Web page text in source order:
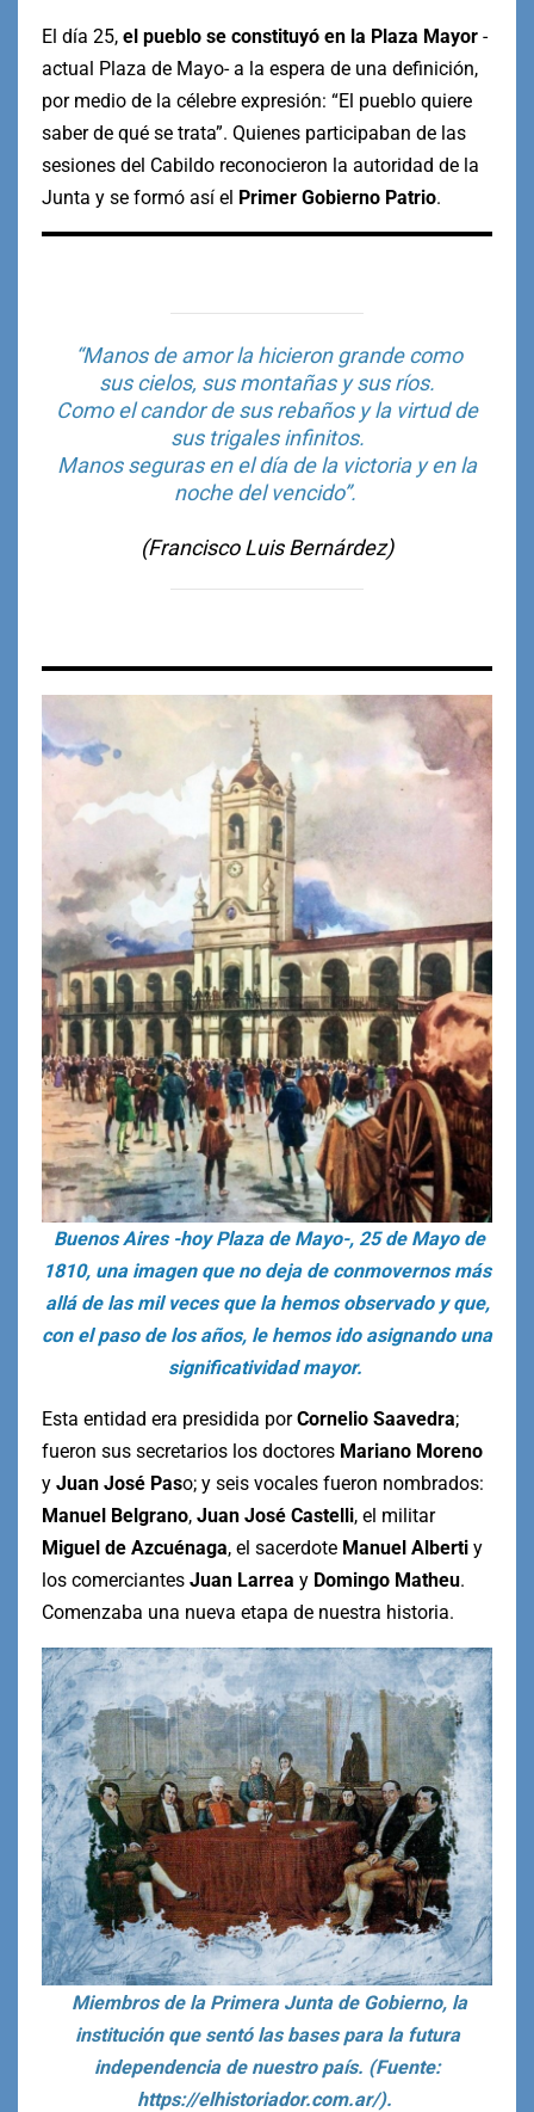
El día 25, el pueblo se constituyó en la Plaza Mayor -
actual Plaza de Mayo- a la espera de una definición,
por medio de la célebre expresión: “El pueblo quiere
saber de qué se trata”. Quienes participaban de las
sesiones del Cabildo reconocieron la autoridad de la
Junta y se formó así el Primer Gobierno Patrio.
“Manos de amor la hicieron grande como
sus cielos, sus montañas y sus ríos.
Como el candor de sus rebaños y la virtud de
sus trigales infinitos.
Manos seguras en el día de la victoria y en la
noche del vencido”.
(Francisco Luis Bernárdez)
Buenos Aires -hoy Plaza de Mayo-, 25 de Mayo de
1810, una imagen que no deja de conmovernos más
allá de las mil veces que la hemos observado y que,
con el paso de los años, le hemos ido asignando una
significatividad mayor.
Esta entidad era presidida porCornelio Saavedra;
fueron sus secretarios los doctores Mariano Moreno
y Juan José Paso; y seis vocales fueron nombrados:
Manuel Belgrano, Juan José Castelli, el militar
Miguel de Azcuénaga, el sacerdote Manuel Alberti y
los comerciantes Juan Larrea y Domingo Matheu.
Comenzaba una nueva etapa de nuestra historia.
Miembros de la Primera Junta de Gobierno, la
institución que sentó las bases para la futura
independencia de nuestro país. (Fuente:
https://elhistoriador.com.ar/).